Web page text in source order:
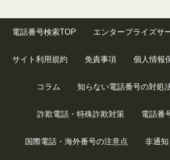
電話番号検索TOP エンタープライズサ
サイト利用規約 免責事項 個人情報
コラム 知らない電話番号の対処
詐欺電話・特殊詐欺対策 電話番
国際電話・海外番号の注意点 非通